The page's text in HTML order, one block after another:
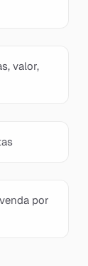
valor,
por